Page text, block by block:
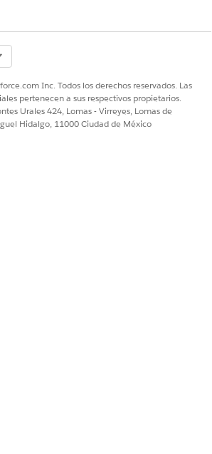
Inc. Todos los derechos reservados. Las
pertenecen a sus respectivos propietarios.
Urales 424, Lomas - Virreyes, Lomas de
Hidalgo, 11000 Ciudad de México